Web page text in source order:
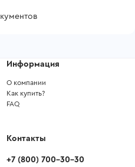
Информация
О компании
Как купить?
FAQ
Контакты
+7 (800) 700-30-30